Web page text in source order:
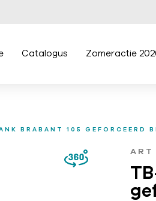
Catalogus Zomeractie
BRABANT 105 GEFORCEERD
ART